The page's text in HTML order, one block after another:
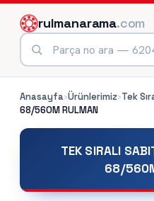
rulmanarama.com
Anasayfa›Ürünlerimiz›Tek
68/560MRULMAN
TEK SIRALI
68/